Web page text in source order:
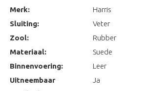
Merk:
Harris
Sluiting:
Veter
Zool:
Rubber
Materiaal:
Suede
Binnenvoering:
Leer
Uitneembaar
Ja